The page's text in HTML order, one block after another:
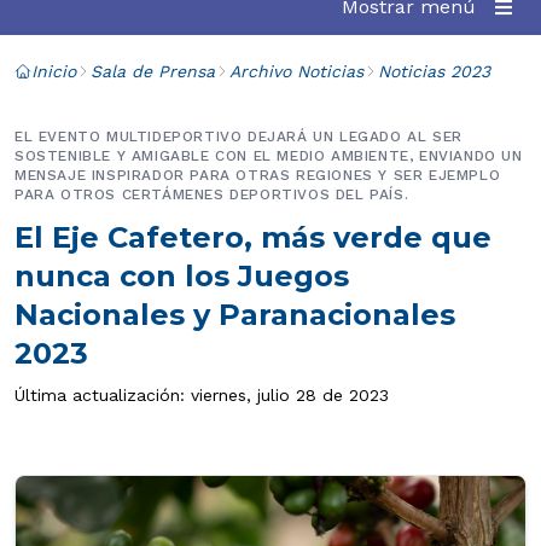
Mostrar menú
Inicio Sala de Prensa Archivo Noticias Noticias 2023
El Eje Cafetero, más verde que
nunca con los Juegos
Nacionales y Paranacionales
2023
EL EVENTO MULTIDEPORTIVO DEJARÁ UN LEGADO AL SER
SOSTENIBLE Y AMIGABLE CON EL MEDIO AMBIENTE, ENVIANDO UN
MENSAJE INSPIRADOR PARA OTRAS REGIONES Y SER EJEMPLO
PARA OTROS CERTÁMENES DEPORTIVOS DEL PAÍS.
Última actualización: viernes, julio 28 de 2023